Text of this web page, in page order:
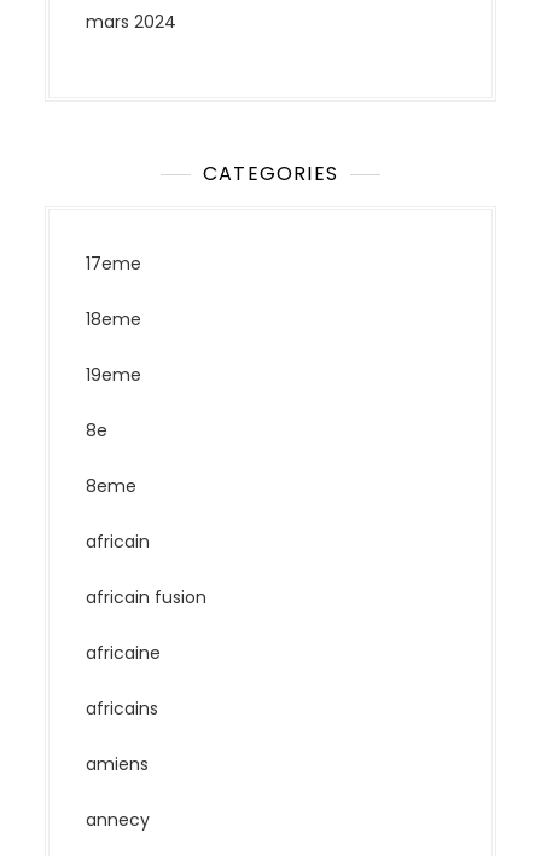
mars 2024
CATEGORIES
17eme
18eme
19eme
8e
8eme
africain
africain fusion
africaine
africains
amiens
annecy